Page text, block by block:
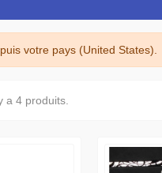
votre pays (United States).
a 4 produits.